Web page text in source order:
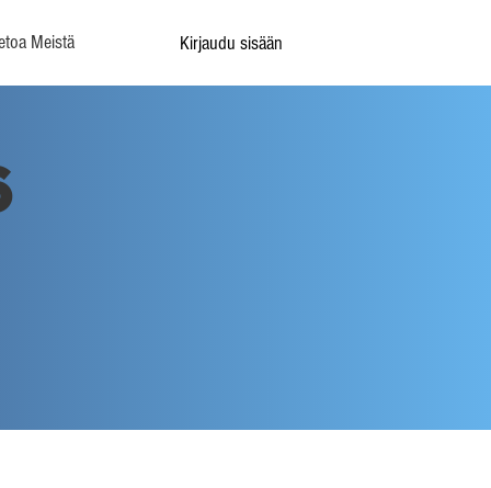
Meistä Kirjaudu sisään